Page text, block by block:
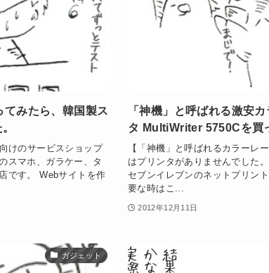
てみたら、韓国製ス
けのサービスショップ
スマホ、ガラケー、タ
です。 Webサイトを作
「神機」と呼ばれる激安
タ MultiWriter 5750Cを買
【「神機」と呼ばれるカラーレ
はプリンタがありませんでした
セブンイレブンのネットプリン
要な時はこ...
2012年12月11日
ガジェット